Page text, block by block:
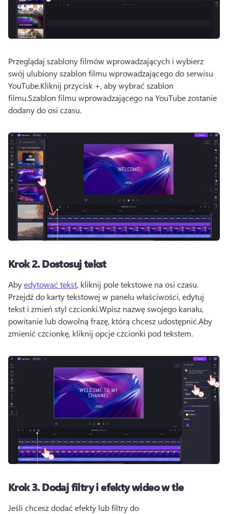
Przeglądaj szablony filmów wprowadzających i wybierz
swój ulubiony szablon filmu wprowadzającego do serwisu
YouTube.Kliknij przycisk +, aby wybrać szablon
filmu.Szablon filmu wprowadzającego na YouTube zostanie
dodany do osi czasu.
Krok 2.Dostosuj tekst
Aby edytować tekst
Przejdź do karty tekstowej w panelu właściwości, edytuj
tekst i zmień styl czcionki.Wpisz nazwę swojego kanału,
powitanie lub dowolną frazę, którą chcesz udostępnić.Aby
zmienić czcionkę, kliknij opcje czcionki pod tekstem.
Krok 3.Dodaj filtry i efekty wideo w tle
Jeśli chcesz dodać efekty lub filtry do